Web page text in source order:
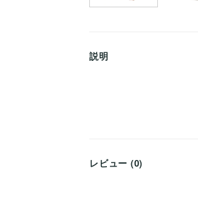
説明
レビュー (0)